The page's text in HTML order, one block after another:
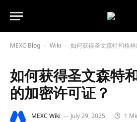
MEXC Blog - Wiki - 如何获得圣文森特和格
如何获得圣文森特
的加密许可证？
MEXC Wiki July 29, 2025 1